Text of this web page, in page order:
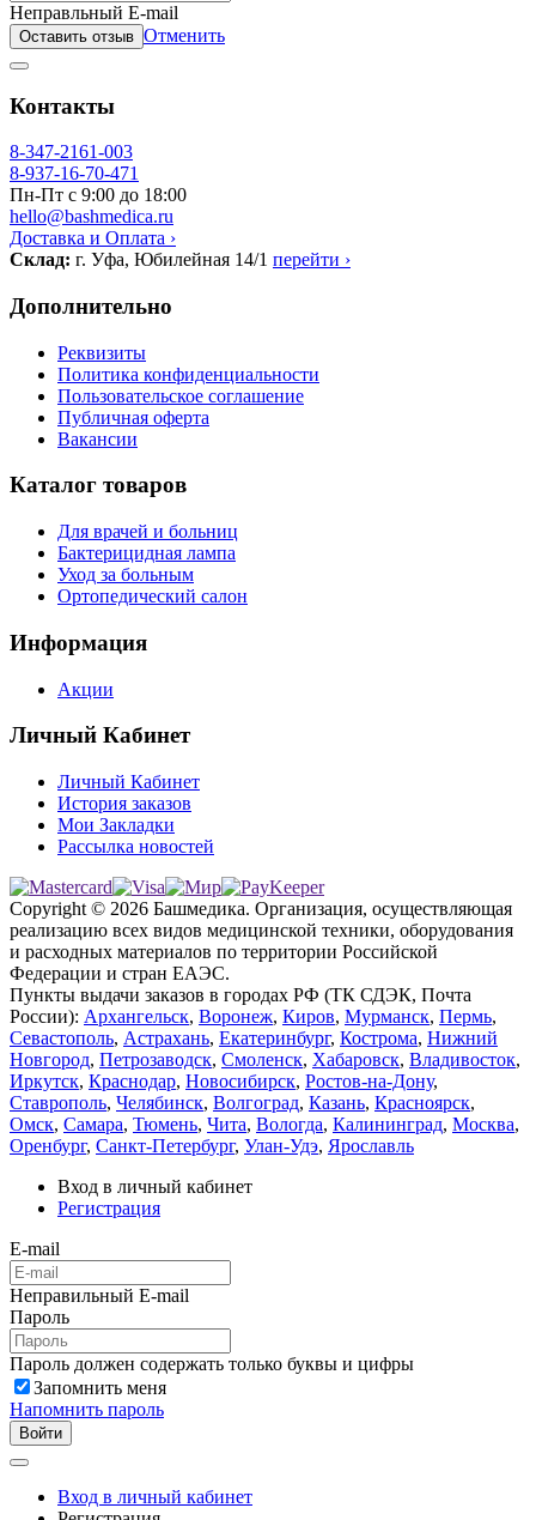
Неправльный E-mail
Оставить отзыв Отменить
Контакты
8-347-2161-003
8-937-16-70-471
Пн-Пт с 9:00 до 18:00
hello@bashmedica.ru
Доставка и Оплата ›
Склад: г. Уфа, Юбилейная 14/1 перейти ›
Дополнительно
Реквизиты
Политика конфиденциальности
Пользовательское соглашение
Публичная оферта
Вакансии
Каталог товаров
Для врачей и больниц
Бактерицидная лампа
Уход за больным
Ортопедический салон
Информация
Акции
Личный Кабинет
Личный Кабинет
История заказов
Мои Закладки
Рассылка новостей
Copyright © 2026 Башмедика. Организация, осуществляющая
реализацию всех видов медицинской техники, оборудования
и расходных материалов по территории Российской
Федерации и стран ЕАЭС.
Пункты выдачи заказов в городах РФ (ТК СДЭК, Почта
России): Архангельск, Воронеж, Киров, Мурманск, Пермь,
Севастополь, Астрахань, Екатеринбург, Кострома, Нижний
Новгород, Петрозаводск, Смоленск, Хабаровск, Владивосток,
Иркутск, Краснодар, Новосибирск, Ростов-на-Дону,
Ставрополь, Челябинск, Волгоград, Казань, Красноярск,
Омск, Самара, Тюмень, Чита, Вологда, Калининград, Москва,
Оренбург, Санкт-Петербург, Улан-Удэ, Ярославль
Вход в личный кабинет
Регистрация
E-mail
Неправильный E-mail
Пароль
Пароль должен содержать только буквы и цифры
Запомнить меня
Напомнить пароль
Войти
Вход в личный кабинет